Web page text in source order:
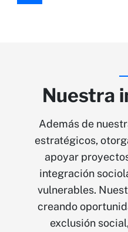
Nuestra
Además de
estratégicos,
apoyar
integración
vulnerables.
creando
exclusión